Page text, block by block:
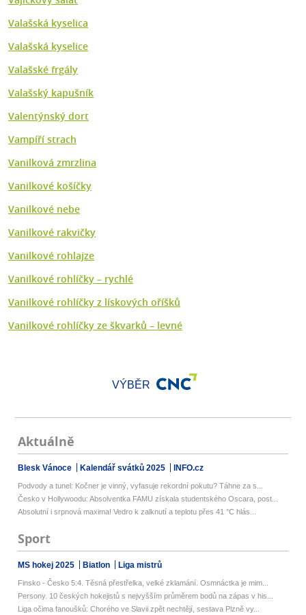
Valašská kyselica
Valašská kyselice
Valašské frgály
Valašský kapušník
Valentýnský dort
Vampíří strach
Vanilková zmrzlina
Vanilkové košíčky
Vanilkové nebe
Vanilkové rakvičky
Vanilkové rohlajze
Vanilkové rohlíčky – rychlé
Vanilkové rohlíčky z lískových oříšků
Vanilkové rohlíčky ze škvarků – levné
VÝBĚR
Aktuálně
Blesk Vánoce Kalendář svátků 2025 INFO.cz
Podvody a tunel: Kočner je vinný, vyfasuje rekordní pokutu? Táhne za s...
Česko v Hollywoodu: Absolventka FAMU získala studentského Oscara, post...
Absolutní i srpnová maxima! Vedro k zalknutí a teplotu přes 41 °C hlás...
Sport
MS hokej 2025 Biatlon Liga mistrů
Finsko - Česko 5:4. Těsná přestřelka, velké zklamání. Osmnáctka je mim...
Persony. 10 českých hokejistů s nejvyšším průměrem bodů na zápas v his...
Liga očima fanoušků: Chorého ve Slavii zpět nechtějí, sestava Plzně vy...